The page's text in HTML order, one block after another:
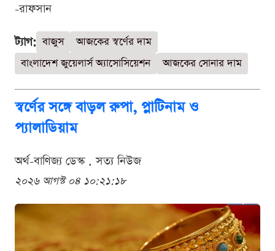
-রাফসান
ট্যাগ: বাজুস
আজকের স্বর্ণের দাম
বাংলাদেশ জুয়েলার্স অ্যাসোসিয়েশন
আজকের সোনার দাম
স্বর্ণের সঙ্গে বাড়ল রুপা, প্লাটিনাম ও
প্যালাডিয়াম
অর্থ-বাণিজ্য ডেস্ক . সত্য নিউজ
২০২৬ আগস্ট ০৪ ১০:২১:১৮